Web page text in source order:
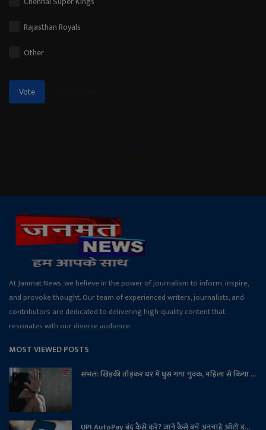
Rajasthan Royals
Other
Vote
At Janmat News, we believe in the power of journalism to inform, inspire,
and provoke thought. Our team of experienced writers, journalists, and
contributors are dedicated to delivering high-quality content that
resonates with our diverse audience.
MOST VIEWED POSTS
संभल: खिड़की तोड़कर घर में घुस गया युवक, महिला से किया ...
UPI AutoPay बंद कैसे करें? जानें कैसे बचें अनचाहे ऑटो ड...